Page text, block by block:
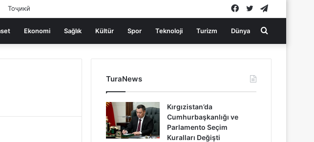
Тоҷикӣ Twitter
Facebook
Ekonomi Sağlık Kültür Spor Teknoloji Turizm Dünya Arama
yap
TuraNews
Kırgızistan’da
Cumhurbaşkanlığı ve
Parlamento Seçim
Kuralları Değişti